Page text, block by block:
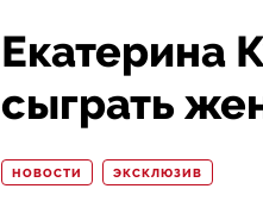
Екатерина
сыграть
НОВОСТИ ЭКСКЛЮЗИВ